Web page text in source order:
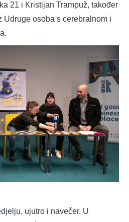
21 i Kristijan Trampuž, također
osoba s cerebralnom i
ujutro i navečer. U